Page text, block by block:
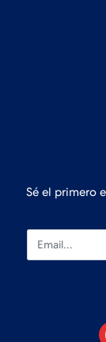
Sé el primero
Email